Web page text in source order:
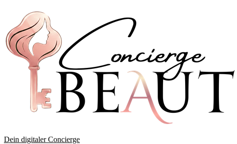
Dein digitaler Concierge